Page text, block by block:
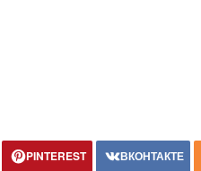
PINTEREST ВКОНТАКТЕ